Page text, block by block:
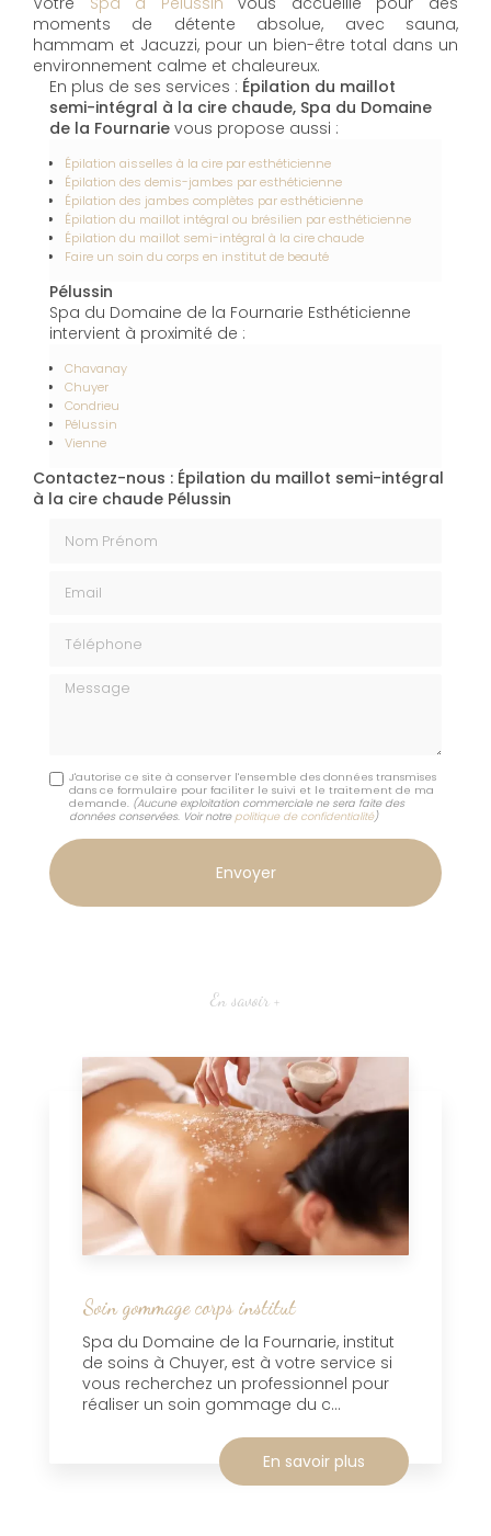
moments de détente absolue, avec sauna,
hammam et Jacuzzi, pour un bien-être total dans un
environnement calme et chaleureux.
En plus de ses services : Épilation du maillot
semi-intégral à la cire chaude, Spa du Domaine
de la Fournarie vous propose aussi :
Épilation aisselles à la cire par esthéticienne
Épilation des demis-jambes par esthéticienne
Épilation des jambes complètes par esthéticienne
Épilation du maillot intégral ou brésilien par esthéticienne
Épilation du maillot semi-intégral à la cire chaude
Faire un soin du corps en institut de beauté
Pélussin
Spa du Domaine de la Fournarie Esthéticienne
intervient à proximité de :
Chavanay
Chuyer
Condrieu
Pélussin
Vienne
Contactez-nous : Épilation du maillot semi-intégral
à la cire chaude Pélussin
Message
J'autorise ce site à conserver l'ensemble des données transmises
dans ce formulaire pour faciliter le suivi et le traitement de ma
demande. (Aucune exploitation commerciale ne sera faite des
données conservées. Voir notre politique de confidentialité)
En savoir +
Soin gommage corps institut
Spa du Domaine de la Fournarie, institut
de soins à Chuyer, est à votre service si
vous recherchez un professionnel pour
réaliser un soin gommage du c...
En savoir plus